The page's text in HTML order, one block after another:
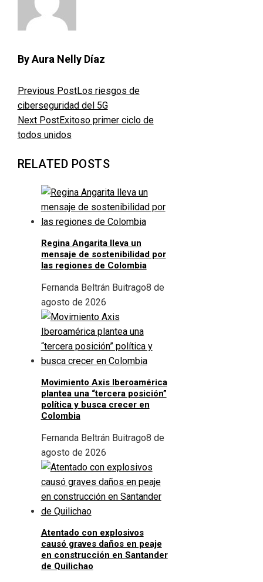
By Aura Nelly Díaz
Previous PostLos riesgos de
ciberseguridad del 5G
Next PostExitoso primer ciclo de
todos unidos
RELATED POSTS
Regina Angarita lleva un
mensaje de sostenibilidad por
las regiones de Colombia
Fernanda Beltrán Buitrago8 de
agosto de 2026
Movimiento Axis Iberoamérica
plantea una “tercera posición”
política y busca crecer en
Colombia
Fernanda Beltrán Buitrago8 de
agosto de 2026
Atentado con explosivos
causó graves daños en peaje
en construcción en Santander
de Quilichao